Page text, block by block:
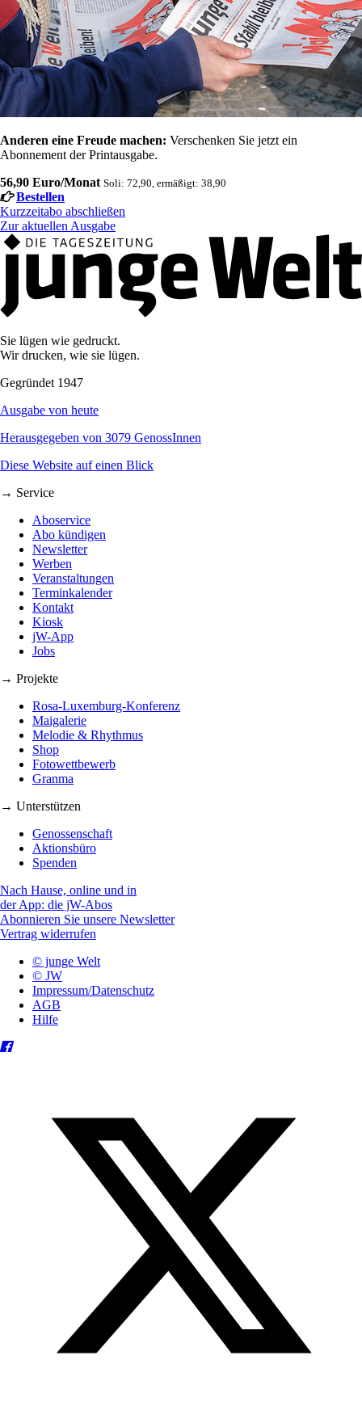
Anderen eine Freude machen: Verschenken Sie jetzt ein
Abonnement der Printausgabe.
56,90 Euro/Monat Soli: 72,90, ermäßigt: 38,90
Bestellen
Kurzzeitabo abschließen
Zur aktuellen Ausgabe
Sie lügen wie gedruckt.
Wir drucken, wie sie lügen.
Gegründet 1947
Ausgabe von heute
Herausgegeben von 3079 GenossInnen
Diese Website auf einen Blick
→ Service
Aboservice
Abo kündigen
Newsletter
Werben
Veranstaltungen
Terminkalender
Kontakt
Kiosk
jW-App
Jobs
→ Projekte
Rosa-Luxemburg-Konferenz
Maigalerie
Melodie & Rhythmus
Shop
Fotowettbewerb
Granma
→ Unterstützen
Genossenschaft
Aktionsbüro
Spenden
Nach Hause, online und in
der App: die jW-Abos
Abonnieren Sie unsere Newsletter
Vertrag widerrufen
© junge Welt
© JW
Impressum/Datenschutz
AGB
Hilfe